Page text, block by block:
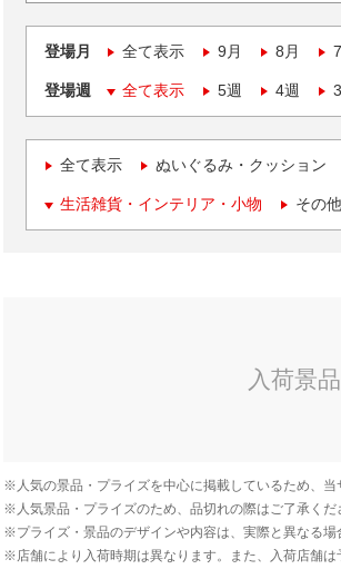
登場月 全て表示 9月 8月
登場週 全て表示 5週 4週
全て表示 ぬいぐるみ・クッション
生活雑貨・インテリア・小物 その